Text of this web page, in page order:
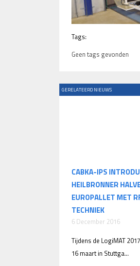
Tags:
Geen tags gevonden
GERELATEERD NIEUWS
CABKA-IPS
HEILBRONNER
EUROPALLET MET
TECHNIEK
6 December 2016
Tijdens de LogiMAT
16 maart in Stuttga...